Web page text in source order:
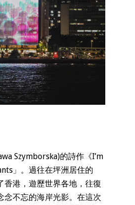
Szymborska)的詩作《I’m
」。過往在坪洲居住的
香港，遊歷世界各地，往復
念不忘的海岸光影。在這次